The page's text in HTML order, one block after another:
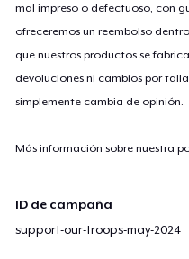
mal impreso o defectuoso, con
ofreceremos un reembolso
que nuestros productos se
devoluciones ni cambios por
simplemente cambia de opinión.
Más información sobre nuestra
ID de campaña
support-our-troops-may-2024